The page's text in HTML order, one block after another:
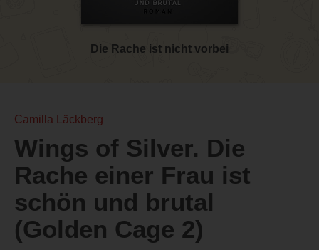
Die Rache ist nicht vorbei
Camilla Läckberg
Wings of Silver. Die
Rache einer Frau ist
schön und brutal
(Golden Cage 2)